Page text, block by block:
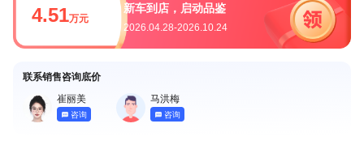
4.51万元
新车到店，启动品鉴
2026.04.28-2026.10.24
联系销售咨询底价
崔丽美
咨询
马洪梅
咨询